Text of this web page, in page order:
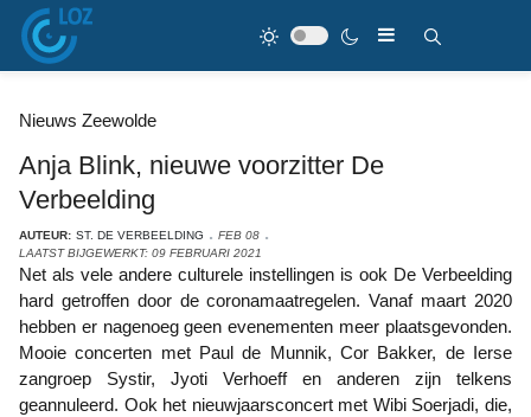
Nieuws Zeewolde
Anja Blink, nieuwe voorzitter De
Verbeelding
AUTEUR: ST. DE VERBEELDING
FEB 08
LAATST BIJGEWERKT: 09 FEBRUARI 2021
Net als vele andere culturele instellingen is ook De Verbeelding
hard getroffen door de coronamaatregelen. Vanaf maart 2020
hebben er nagenoeg geen evenementen meer plaatsgevonden.
Mooie concerten met Paul de Munnik, Cor Bakker, de Ierse
zangroep Systir, Jyoti Verhoeff en anderen zijn telkens
geannuleerd. Ook het nieuwjaarsconcert met Wibi Soerjadi, die,